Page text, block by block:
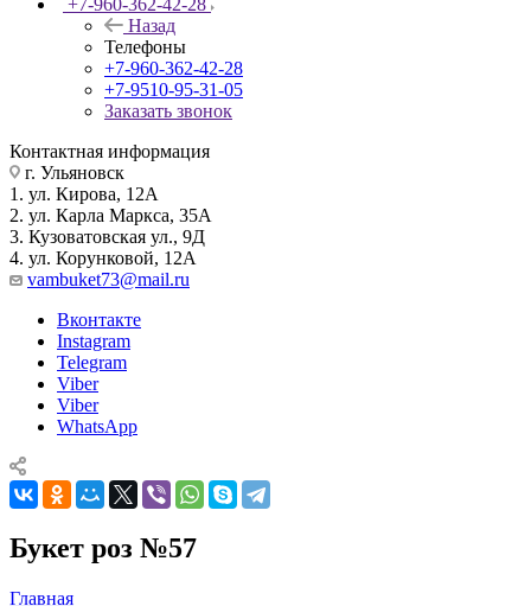
+7-960-362-42-28
Назад
Телефоны
+7-960-362-42-28
+7-9510-95-31-05
Заказать звонок
Контактная информация
г. Ульяновск
1. ул. Кирова, 12А
2. ул. Карла Маркса, 35А
3. Кузоватовская ул., 9Д
4. ул. Корунковой, 12А
vambuket73@mail.ru
Вконтакте
Instagram
Telegram
Viber
Viber
WhatsApp
Букет роз №57
Главная